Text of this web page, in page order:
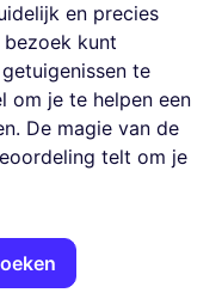
en precies
kunt
te
om je te helpen een
De magie van de
telt om je